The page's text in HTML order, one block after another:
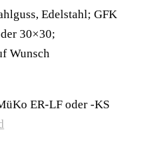
Edelstahl; GFK
30×30;
Wunsch